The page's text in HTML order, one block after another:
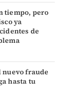
tiempo, pero
ya
de
nuevo fraude
hasta tu